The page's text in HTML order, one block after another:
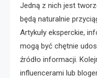
Jedną z nich jest
będą naturalnie
Artykuły eksperckie,
mogą być chętnie
źródło informacji.
influencerami lub